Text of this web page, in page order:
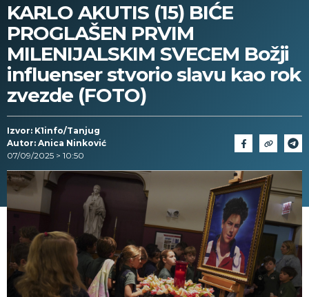
KARLO AKUTIS (15) BIĆE
PROGLAŠEN PRVIM
MILENIJALSKIM SVECEM Božji
influenser stvorio slavu kao rok
zvezde (FOTO)
Izvor: K1info/Tanjug
Autor: Anica Ninković
07/09/2025 > 10:50